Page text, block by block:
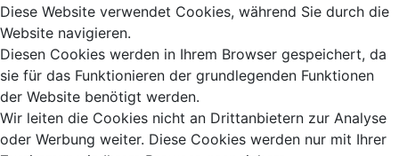
Diese Website verwendet Cookies, während Sie durch die
Website navigieren.
Diesen Cookies werden in Ihrem Browser gespeichert, da
sie für das Funktionieren der grundlegenden Funktionen
der Website benötigt werden.
Wir leiten die Cookies nicht an Drittanbietern zur Analyse
oder Werbung weiter. Diese Cookies werden nur mit Ihrer